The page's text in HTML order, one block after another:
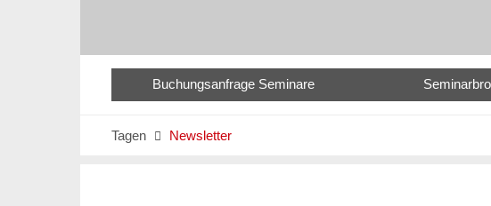
Buchungsanfrage Seminare
Tagen  Newsletter